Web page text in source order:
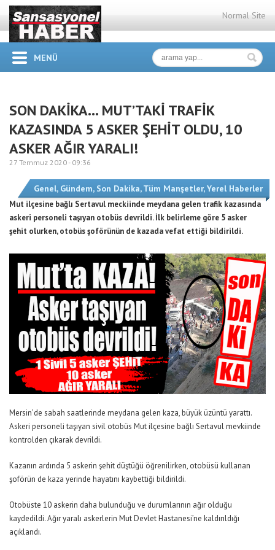
Normal Site
MENÜ
SON DAKİKA… MUT’TAKİ TRAFİK
KAZASINDA 5 ASKER ŞEHİT OLDU, 10
ASKER AĞIR YARALI!
27 Temmuz 2020 - 09:36
Genel, Gündem, Son Dakika,Tüm Manşetler,Yerel Haberler
Mut ilçesine bağlı Sertavul meckiinde meydana gelen trafik kazasında
askeri personeli taşıyan otobüs devrildi. İlk belirleme göre 5 asker
şehit olurken, otobüs şoförünün de kazada vefat ettiği bildirildi.
Mersin’de sabah saatlerinde meydana gelen kaza, büyük üzüntü yarattı.
Askeri personeli taşıyan sivil otobüs Mut ilçesine bağlı Sertavul mevkiinde
kontrolden çıkarak devrildi.
Kazanın ardında 5 askerin şehit düştüğü öğrenilirken, otobüsü kullanan
şoförün de kaza yerinde hayatını kaybettiği bildirildi.
Otobüste 10 askerin daha bulunduğu ve durumlarının ağır olduğu
kaydedildi. Ağır yaralı askerlerin Mut Devlet Hastanesi’ne kaldırıldığı
açıklandı.